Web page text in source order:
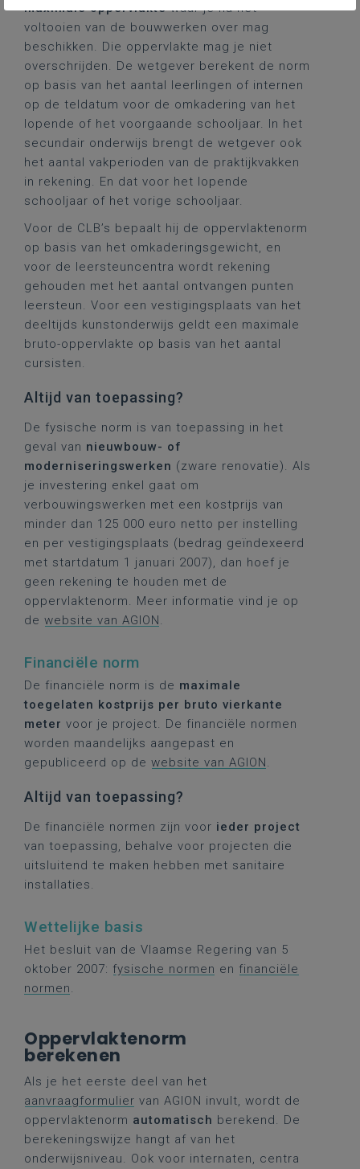
maximale oppervlaktewaar je na het
voltooien van de bouwwerken over mag
beschikken. Die oppervlakte mag je niet
overschrijden. De wetgever berekent de norm
op basis van het aantal leerlingen of internen
op de teldatum voor de omkadering van het
lopende of het voorgaande schooljaar. In het
secundair onderwijs brengt de wetgever ook
het aantal vakperioden van de praktijkvakken
in rekening. En dat voor het lopende
schooljaar of het vorige schooljaar.
Voor de CLB’s bepaalt hij de oppervlaktenorm
op basis van het omkaderingsgewicht, en
voor de leersteuncentra wordt rekening
gehouden met het aantal ontvangen punten
leersteun. Voor een vestigingsplaats van het
deeltijds kunstonderwijs geldt een maximale
bruto-oppervlakte op basis van het aantal
cursisten.
Altijd van toepassing?
De fysische norm is van toepassing in het
geval van nieuwbouw- of
moderniseringswerken (zware renovatie). Als
je investering enkel gaat om
verbouwingswerken met een kostprijs van
minder dan 125 000 euro netto per instelling
en per vestigingsplaats (bedrag geïndexeerd
met startdatum 1 januari 2007), dan hoef je
geen rekening te houden met de
oppervlaktenorm. Meer informatie vind je op
de website van AGION.
Financiële norm
De financiële norm is de maximale
toegelaten kostprijs per bruto vierkante
meter voor je project. De financiële normen
worden maandelijks aangepast en
gepubliceerd op de website van AGION.
Altijd van toepassing?
De financiële normen zijn voor ieder project
van toepassing, behalve voor projecten die
uitsluitend te maken hebben met sanitaire
installaties.
Wettelijke basis
Het besluit van de Vlaamse Regering van 5
oktober 2007: fysische normen en financiële
normen.
Oppervlaktenorm
berekenen
Als je het eerste deel van het
aanvraagformulier van AGION invult, wordt de
oppervlaktenorm automatisch berekend. De
berekeningswijze hangt af van het
onderwijsniveau. Ook voor internaten, centra